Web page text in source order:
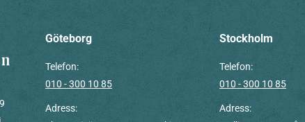
Göteborg
Telefon:
010 - 300 10 85
Adress:
Stockholm
Telefon:
010 - 300 10 85
Adress: